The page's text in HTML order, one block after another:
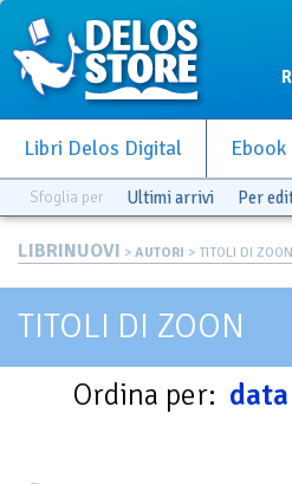
Libri Delos Digital Ebook
Sfoglia per Ultimi arrivi Per
LIBRINUOVI > AUTORI > TITOLI DI ZOON
TITOLI DI ZOON
Ordina per: